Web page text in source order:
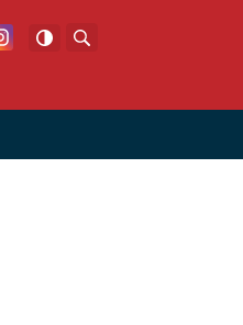
Facebook